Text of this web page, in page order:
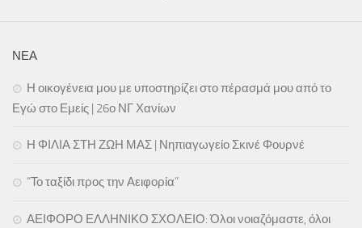
ΝΕΑ
Η οικογένεια μου με υποστηρίζει στο πέρασμά μου από το
Εγώ στο Εμείς | 26ο ΝΓ Χανίων
Η ΦΙΛΙΑ ΣΤΗ ΖΩΗ ΜΑΣ | Νηπιαγωγείο Σκινέ Φουρνέ
“Το ταξίδι προς την Αειφορία”
ΑΕΙΦΟΡΟ ΕΛΛΗΝΙΚΟ ΣΧΟΛΕΙΟ: Όλοι νοιαζόμαστε, όλοι